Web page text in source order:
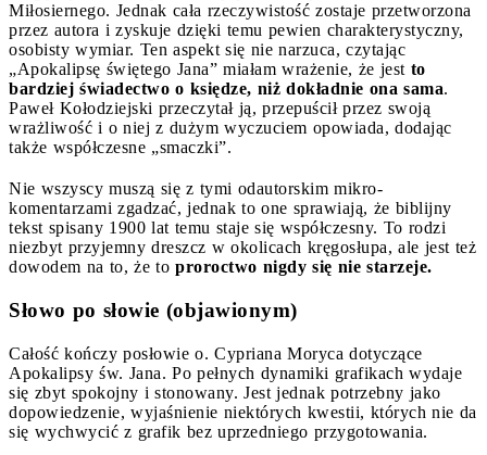
Miłosiernego. Jednak cała rzeczywistość zostaje przetworzona
przez autora i zyskuje dzięki temu pewien charakterystyczny,
osobisty wymiar. Ten aspekt się nie narzuca, czytając
„Apokalipsę świętego Jana” miałam wrażenie, że jest to
bardziej świadectwo o księdze, niż dokładnie ona sama.
Paweł Kołodziejski przeczytał ją, przepuścił przez swoją
wrażliwość i o niej z dużym wyczuciem opowiada, dodając
także współczesne „smaczki”.
Nie wszyscy muszą się z tymi odautorskim mikro-
komentarzami zgadzać, jednak to one sprawiają, że biblijny
tekst spisany 1900 lat temu staje się współczesny. To rodzi
niezbyt przyjemny dreszcz w okolicach kręgosłupa, ale jest też
dowodem na to, że to proroctwo nigdy się nie starzeje.
Słowo po słowie (objawionym)
Całość kończy posłowie o. Cypriana Moryca dotyczące
Apokalipsy św. Jana. Po pełnych dynamiki grafikach wydaje
się zbyt spokojny i stonowany. Jest jednak potrzebny jako
dopowiedzenie, wyjaśnienie niektórych kwestii, których nie da
się wychwycić z grafik bez uprzedniego przygotowania.